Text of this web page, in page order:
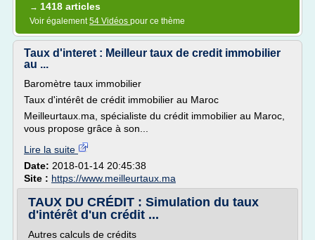
→ 1418 articles
Voir également54 Vidéos pour ce thème
Taux d'interet : Meilleur taux de credit immobilier
au ...
Baromètre taux immobilier
Taux d'intérêt de crédit immobilier au Maroc
Meilleurtaux.ma, spécialiste du crédit immobilier au Maroc,
vous propose grâce à son...
Lire la suite
Date: 2018-01-14 20:45:38
Site : https://www.meilleurtaux.ma
TAUX DU CRÉDIT : Simulation du taux
d'intérêt d'un crédit ...
Autres calculs de crédits